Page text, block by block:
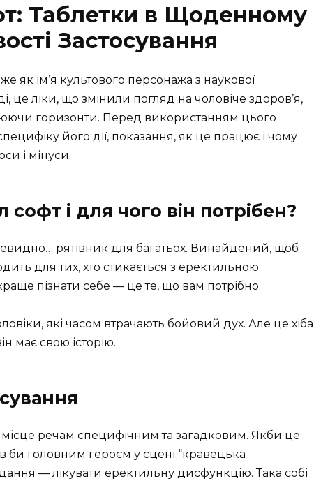
Таблетки в Щоденному
Застосування
як ім’я культового персонажа з наукової
це ліки, що змінили погляд на чоловіче здоров’я,
горизонти. Перед використанням цього
його дії, показання, як це працює і чому
і мінуси.
і для чого він потрібен?
рятівник для багатьох. Винайдений, щоб
для тих, хто стикається з еректильною
пізнати себе — це те, що вам потрібно.
які часом втрачають бойовий дух. Але це хіба
має свою історію.
речам специфічним та загадковим. Якби це
би головним героєм у сцені “кравецька
— лікувати еректильну дисфункцію. Така собі